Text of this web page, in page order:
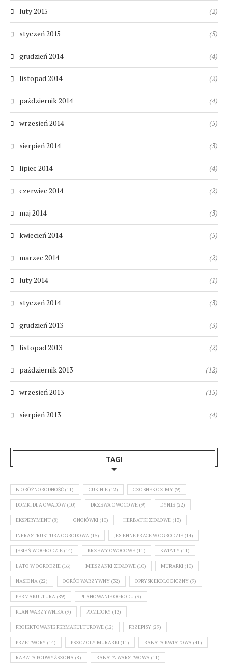
luty 2015 (2)
styczeń 2015 (5)
grudzień 2014 (4)
listopad 2014 (2)
październik 2014 (4)
wrzesień 2014 (5)
sierpień 2014 (3)
lipiec 2014 (4)
czerwiec 2014 (2)
maj 2014 (3)
kwiecień 2014 (5)
marzec 2014 (2)
luty 2014 (1)
styczeń 2014 (3)
grudzień 2013 (3)
listopad 2013 (2)
październik 2013 (12)
wrzesień 2013 (15)
sierpień 2013 (4)
TAGI
BIORÓŻNORODNOŚĆ (11) CUKINIE (12) CZOSNEK OZIMY (9)
DOMKI DLA OWADÓW (10) DRZEWA OWOCOWE (9) DYNIE (22)
EKSPERYMENT (8) GNOJÓWKI (10) HERBATKI ZIOŁOWE (13)
INFRASTRUKTURA OGRODOWA (15) JESIENNE PRACE W OGRODZIE (14)
JESIEŃ W OGRODZIE (14) KRZEWY OWOCOWE (11) KWIATY (11)
LATO W OGRODZIE (16) MIESZANKI ZIOŁOWE (10) MURARKI (10)
NASIONA (22) OGRÓD WARZYWNY (32) OPRYSK EKOLOGICZNY (9)
PERMAKULTURA (89) PLANOWANIE OGRODU (9)
PLAN WARZYWNIKA (9) POMIDORY (13)
PROJEKTOWANIE PERMAKULTUROWE (12) PRZEPISY (29)
PRZETWORY (14) PSZCZOŁY MURARKI (11) RABATA KWIATOWA (41)
RABATA PODWYŻSZONA (8) RABATA WARSTWOWA (11)